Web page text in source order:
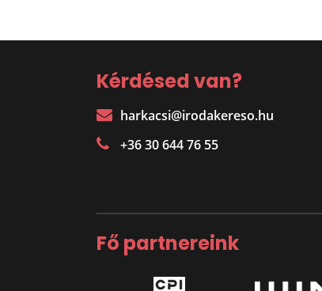
Kérdésed van?
harkacsi@irodakereso.hu
+36 30 644 76 55
Fő partnereink